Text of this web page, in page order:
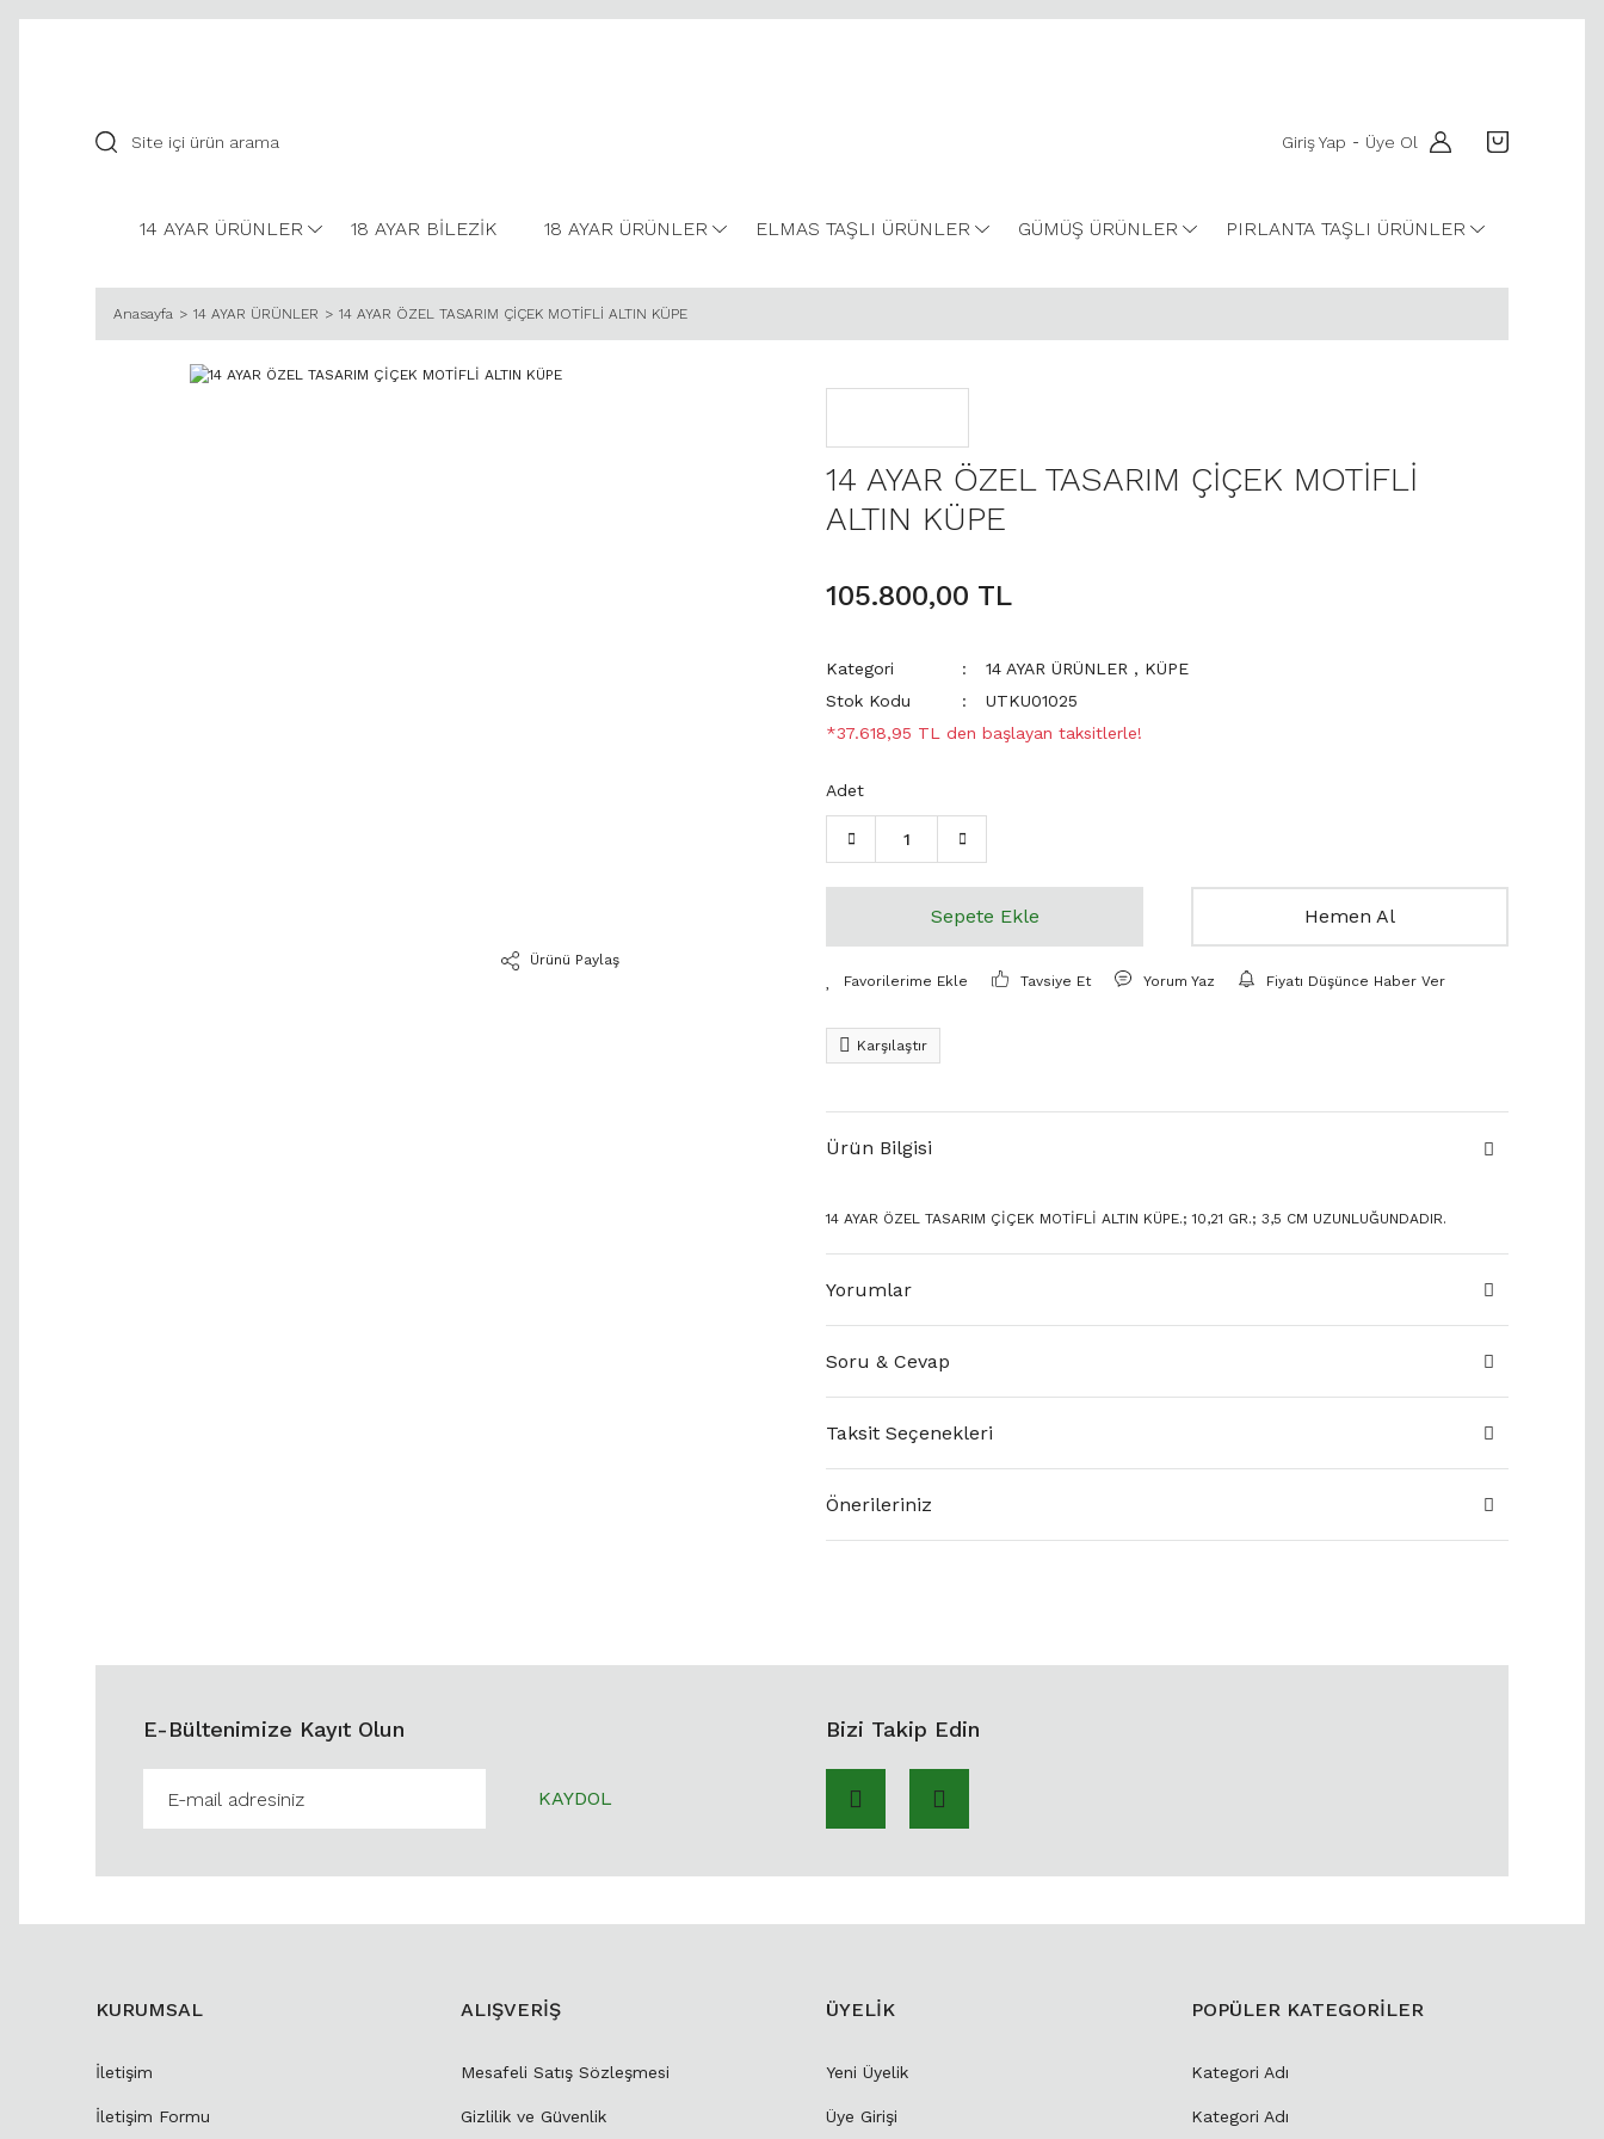
Giriş Yap - Üye Ol
14 AYAR ÜRÜNLER 18 AYAR BİLEZİK 18 AYAR ÜRÜNLER ELMAS TAŞLI ÜRÜNLER GÜMÜŞ ÜRÜNLER PIRLANTA TAŞLI ÜRÜNLER
Anasayfa 14 AYAR ÜRÜNLER 14 AYAR ÖZEL TASARIM ÇİÇEK MOTİFLİ ALTIN KÜPE
Ürünü Paylaş
14 AYAR ÖZEL TASARIM ÇİÇEK MOTİFLİ
ALTIN KÜPE
105.800,00 TL
Kategori 14 AYAR ÜRÜNLER , KÜPE
Stok Kodu
UTKU01025
*37.618,95 TL den başlayan taksitlerle!
Adet
Sepete Ekle Hemen Al
Tavsiye Et Yorum Yaz Fiyatı Düşünce Haber Ver
Karşılaştır
Ürün Bilgisi
14 AYAR ÖZEL TASARIM ÇİÇEK MOTİFLİ ALTIN KÜPE.; 10,21 GR.; 3,5 CM UZUNLUĞUNDADIR.
Yorumlar
Soru & Cevap
Taksit Seçenekleri
Önerileriniz
E-Bültenimize Kayıt Olun
KAYDOL
Bizi Takip Edin
KURUMSAL
İletişim
İletişim Formu
ALIŞVERİŞ
Mesafeli Satış Sözleşmesi
Gizlilik ve Güvenlik
ÜYELİK
Yeni Üyelik
Üye Girişi
POPÜLER KATEGORİLER
Kategori Adı
Kategori Adı